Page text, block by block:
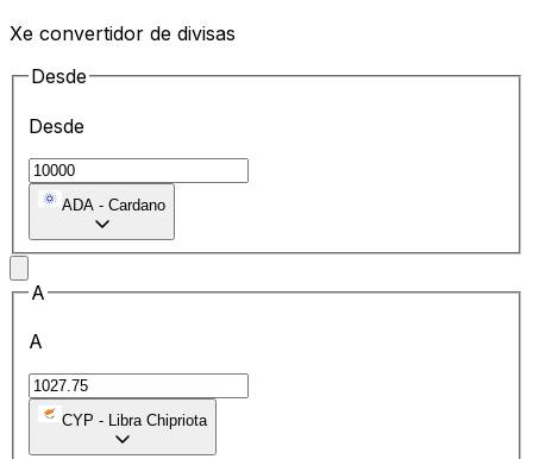
Xe convertidor de divisas
Desde
Desde
ADA - Cardano
A
A
CYP - Libra Chipriota